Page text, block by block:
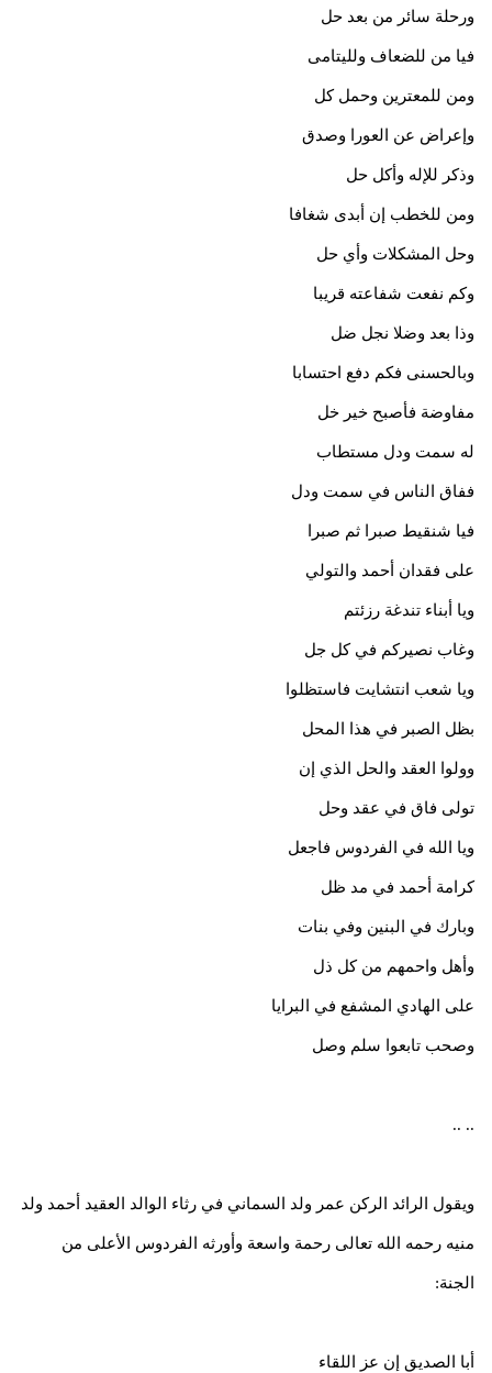
ورحلة سائر من بعد حل
فيا من للضعاف ولليتامى
ومن للمعترين وحمل كل
وإعراض عن العورا وصدق
وذكر للإله وأكل حل
ومن للخطب إن أبدى شغافا
وحل المشكلات وأي حل
وكم نفعت شفاعته قريبا
وذا بعد وضلا نجل ضل
وبالحسنى فكم دفع احتسابا
مفاوضة فأصبح خير خل
له سمت ودل مستطاب
ففاق الناس في سمت ودل
فيا شنقيط صبرا ثم صبرا
على فقدان أحمد والتولي
ويا أبناء تندغة رزئتم
وغاب نصيركم في كل جل
ويا شعب انتشايت فاستظلوا
بظل الصبر في هذا المحل
وولوا العقد والحل الذي إن
تولى فاق في عقد وحل
ويا الله في الفردوس فاجعل
كرامة أحمد في مد ظل
وبارك في البنين وفي بنات
وأهل واحمهم من كل ذل
على الهادي المشفع في البرايا
وصحب تابعوا سلم وصل
.. ..
ويقول الرائد الركن عمر ولد السماني في رثاء الوالد العقيد أحمد ولد
منيه رحمه الله تعالى رحمة واسعة وأورثه الفردوس الأعلى من
الجنة:
أبا الصديق إن عز اللقاء